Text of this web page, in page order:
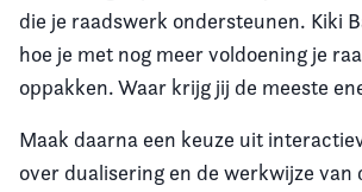
die je raadswerk ondersteunen. Kiki
hoe je met nog meer voldoening je
oppakken. Waar krijg jij de meeste
Maak daarna een keuze uit
over dualisering en de werkwijze van